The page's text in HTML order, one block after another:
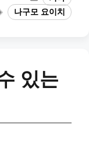
Tags나구모 요이치
있는